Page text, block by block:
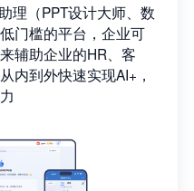
理（PPT设计大师、数
门槛的平台，企业可
辅助企业的HR、客
内到外快速实现AI+，